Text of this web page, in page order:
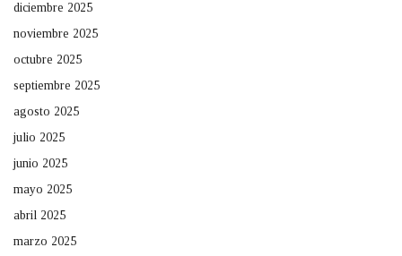
diciembre 2025
noviembre 2025
octubre 2025
septiembre 2025
agosto 2025
julio 2025
junio 2025
mayo 2025
abril 2025
marzo 2025